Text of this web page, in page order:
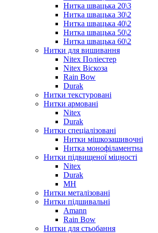
Нитка швацька 20\3
Нитка швацька 30\2
Нитка швацька 40\2
Нитка швацька 50\2
Нитка швацька 60\2
Нитки для вишивання
Nitex Поліестер
Nitex Віскоза
Rain Bow
Durak
Нитки текстуровані
Нитки армовані
Nitex
Durak
Нитки спеціалізовані
Нитки мішкозашивочні
Нитка монофіламентна
Нитки підвищеної міцності
Nitex
Durak
MH
Нитки металізовані
Нитки підшивальні
Amann
Rain Bow
Нитки для стьобання